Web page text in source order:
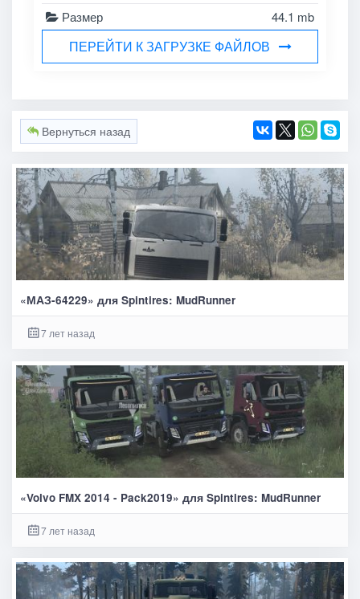
Размер
44.1 mb
ПЕРЕЙТИ К ЗАГРУЗКЕ ФАЙЛОВ
Вернуться назад
«МАЗ-64229» для Spintires: MudRunner
7 лет назад
«Volvo FMX 2014 - Pack2019» для Spintires: MudRunner
7 лет назад